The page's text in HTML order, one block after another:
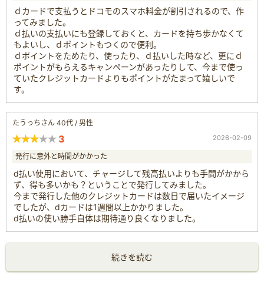
ｄカードで支払うとドコモのスマホ料金が割引されるので、作
ってみました。
ｄ払いの支払いにも登録しておくと、カードを持ち歩かなくて
もよいし、ｄポイントもつくので便利。
ｄポイントをためたり、使ったり、ｄ払いした時など、更にｄ
ポイントがもらえるキャンペーンがあったりして、今まで使っ
ていたクレジットカードよりもポイントがたまって嬉しいで
す。
たうっちさん 40代 / 男性
3 2026-02-09
発行に意外と時間がかかった
d払い使用において、チャージして残高払いよりも手間がかから
ず、得も多いかも？ということで発行してみました。
今まで発行した他のクレジットカードは数日で届いたイメージ
でしたが、dカードは1週間以上かかりました。
d払いの使い勝手自体は期待通り良くなりました。
続きを読む